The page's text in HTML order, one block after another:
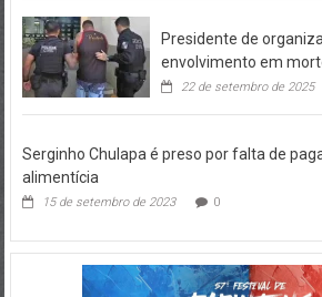
Presidente de
envolvimento em
22 de setembro de 2025
Serginho Chulapa é preso por falta de
alimentícia
15 de setembro de 2023 0